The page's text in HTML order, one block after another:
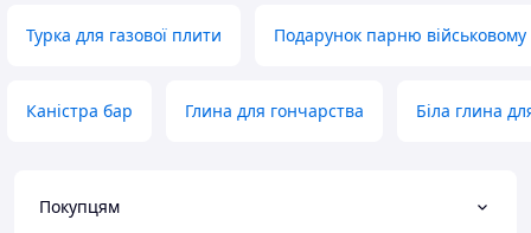
Турка для газової плити Подарунок парню військовому
Каністра бар Глина для гончарства Біла глина
Покупцям